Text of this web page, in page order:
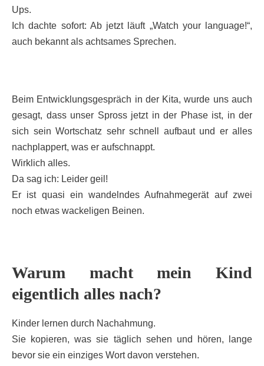
Ups.
Ich dachte sofort: Ab jetzt läuft „Watch your language!“,
auch bekannt als achtsames Sprechen.
Beim Entwicklungsgespräch in der Kita, wurde uns auch
gesagt, dass unser Spross jetzt in der Phase ist, in der
sich sein Wortschatz sehr schnell aufbaut und er alles
nachplappert, was er aufschnappt.
Wirklich alles.
Da sag ich: Leider geil!
Er ist quasi ein wandelndes Aufnahmegerät auf zwei
noch etwas wackeligen Beinen.
Warum macht mein Kind
eigentlich alles nach?
Kinder lernen durch Nachahmung.
Sie kopieren, was sie täglich sehen und hören, lange
bevor sie ein einziges Wort davon verstehen.